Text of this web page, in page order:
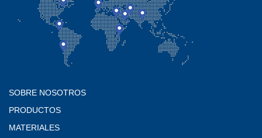
SOBRE NOSOTROS
PRODUCTOS
MATERIALES